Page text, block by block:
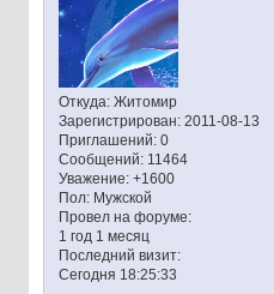
Откуда:Житомир
Зарегистрирован: 2011-08-13
Приглашений:0
Сообщений:11464
Уважение: +1600
Пол:Мужской
Провел на форуме:
1 год 1 месяц
Последний визит:
Сегодня 18:25:33